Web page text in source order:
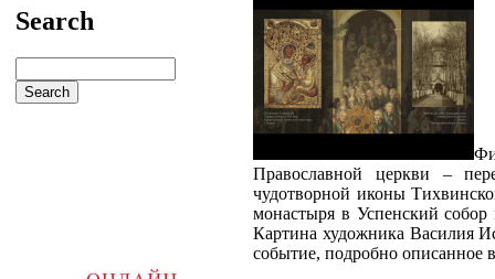
Search
Православной церкви –
чудотворной иконы
монастыря в Успенский
Картина художника Василия
событие, подробно описанное